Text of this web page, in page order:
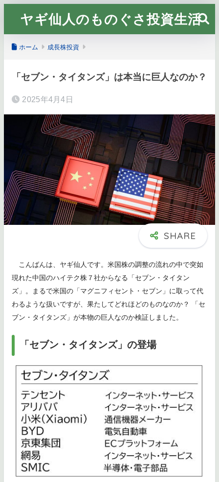
ヤギ仙人のものぐさ投資生活
ホーム 成長株投資
「セブン・タイタンズ」は本当に巨人なのか？
2025年4月4日
こんばんは、ヤギ仙人です。米国株の調整の流れの中で突如
現れた中国のハイテク株７社からなる「セブン・タイタン
ズ」。まるで米国の「マグニフィセント・セブン」に取って代
わるような扱いですが、果たしてどれほどのものなのか？ 「セ
ブン・タイタンズ」が本物の巨人なのか検証しました。
「セブン・タイタンズ」の登場